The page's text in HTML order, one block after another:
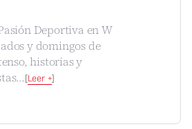
Deportiva en W
y domingos de
historias y
...[Leer +]